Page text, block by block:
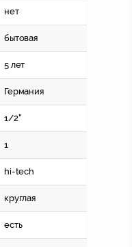
нет
бытовая
5 лет
Германия
1/2"
1
hi-tech
круглая
есть